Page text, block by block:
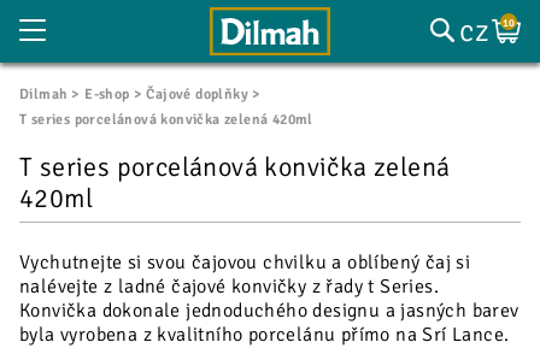
cz 10
Dilmah E-shop
Čajové doplňky
T series porcelánová konvička zelená 420ml
T series porcelánová konvička zelená
420ml
Vychutnejte si svou čajovou chvilku a oblíbený čaj si
nalévejte z ladné čajové konvičky z řady t Series.
Konvička dokonale jednoduchého designu a jasných barev
byla vyrobena z kvalitního porcelánu přímo na Srí Lance.